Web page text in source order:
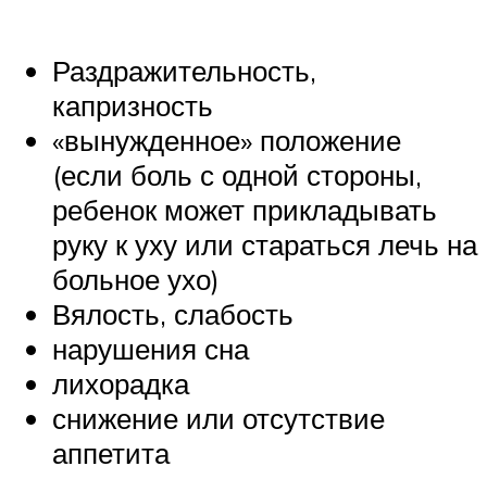
Раздражительность,
капризность
«вынужденное» положение
(если боль с одной стороны,
ребенок может прикладывать
руку к уху или стараться лечь на
больное ухо)
Вялость, слабость
нарушения сна
лихорадка
снижение или отсутствие
аппетита